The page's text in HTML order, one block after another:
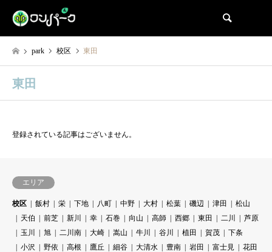
park 校区 東田
東田
登録されている記事はございません。
エリア
校区 飯村 栄 下地 八町 中野 大村 松葉 磯辺 津田
松山
天伯
前芝 新川 幸 石巻 向山 高師 西郷 東田 二川
芦原
玉川
旭 二川南 大崎 嵩山 牛川 谷川 植田 賀茂
下条
小沢
野依 高根 鷹丘 細谷 大清水 豊南 岩田 富士見
花田